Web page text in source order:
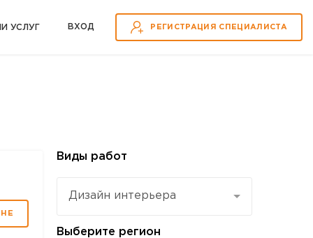
УСЛУГ ВХOД РЕГИСТРАЦИЯ СПЕЦИАЛИСТА
Виды работ
Дизайн интерьера
Выберите регион